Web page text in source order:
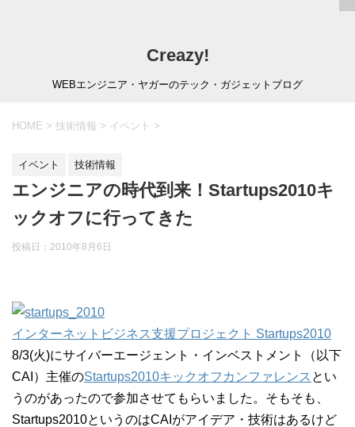
Creazy!
WEBエンジニア・ヤガーのテック・ガジェットブログ
HOME > 技術情報 > イベント >
イベント 技術情報
エンジニアの時代到来！Startups2010キ
ックオフに行ってきた
投稿日： 2010年8月6日
インターネットビジネス支援プロジェクト Startups2010
8/3(火)にサイバーエージェント・インベストメント（以下
CAI）主催のStartups2010キックオフカンファレンス とい
うのがあったので参加させてもらいました。そもそも、
Startups2010というのはCAIがアイデア・技術はあるけど